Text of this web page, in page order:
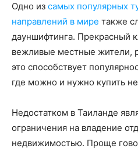
Одно из самых популярных
направлений в мире также
дауншифтинга. Прекрасный
вежливые местные жители,
это способствует
где можно и нужно купить
Недостатком в Таиланде
ограничения на владение
недвижимостью. Проще